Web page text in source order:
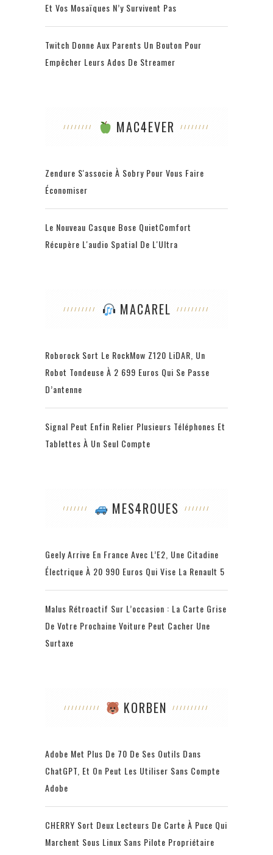
Et Vos Mosaïques N’y Survivent Pas
Twitch Donne Aux Parents Un Bouton Pour
Empêcher Leurs Ados De Streamer
MAC4EVER
Zendure S'associe À Sobry Pour Vous Faire
Économiser
Le Nouveau Casque Bose QuietComfort
Récupère L'audio Spatial De L'Ultra
MACAREL
Roborock Sort Le RockMow Z120 LiDAR, Un
Robot Tondeuse À 2 699 Euros Qui Se Passe
D’antenne
Signal Peut Enfin Relier Plusieurs Téléphones Et
Tablettes À Un Seul Compte
MES4ROUES
Geely Arrive En France Avec L’E2, Une Citadine
Électrique À 20 990 Euros Qui Vise La Renault 5
Malus Rétroactif Sur L’occasion : La Carte Grise
De Votre Prochaine Voiture Peut Cacher Une
Surtaxe
KORBEN
Adobe Met Plus De 70 De Ses Outils Dans
ChatGPT, Et On Peut Les Utiliser Sans Compte
Adobe
CHERRY Sort Deux Lecteurs De Carte À Puce Qui
Marchent Sous Linux Sans Pilote Propriétaire